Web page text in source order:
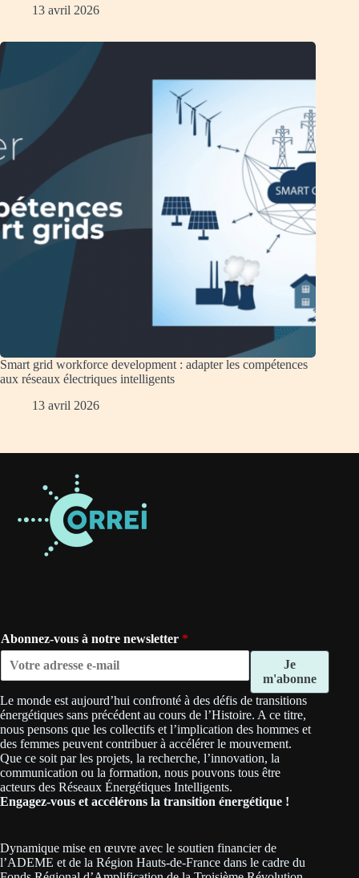
13 avril 2026
Smart grid workforce development : adapter les compétences
aux réseaux électriques intelligents
13 avril 2026
Abonnez-vous à notre newsletter *
Je
m'abonne
Le monde est aujourd’hui confronté à des défis de transitions
énergétiques sans précédent au cours de l’Histoire. A ce titre,
nous pensons que les collectifs et l’implication des hommes et
des femmes peuvent contribuer à accélérer le mouvement.
Que ce soit par les projets, la recherche, l’innovation, la
communication ou la formation, nous pouvons tous être
acteurs des Réseaux Énergétiques Intelligents.
Engagez-vous et accélérons la transition énergétique !
Dynamique mise en œuvre avec le soutien financier de
l’ADEME et de la Région Hauts-de-France dans le cadre du